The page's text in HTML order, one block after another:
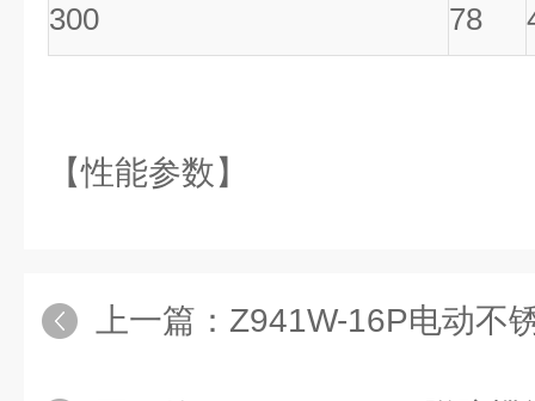
300 78
【性能参数】
上一篇： Z941W-16P电动不